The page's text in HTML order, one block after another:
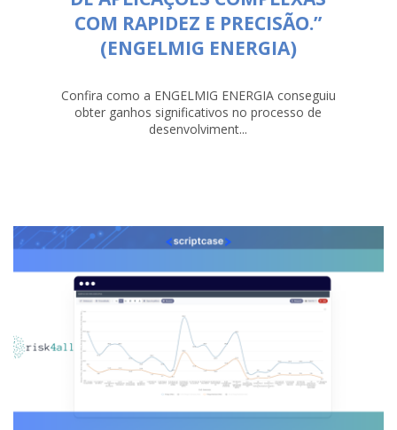
COM RAPIDEZ E PRECISÃO.”
(ENGELMIG ENERGIA)
Confira como a ENGELMIG ENERGIA conseguiu
obter ganhos significativos no processo de
desenvolviment...